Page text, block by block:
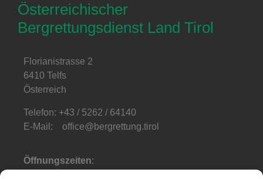
Österreichischer
Bergrettungsdienst Land Tirol
Florianistrasse 2
6410 Telfs
Österreich
Telefon: +43 / 5262 / 64140
E-Mail: office@bergrettung.tirol
Öffnungszeiten: